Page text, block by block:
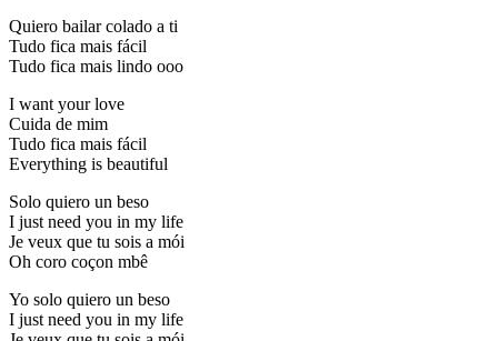
Quiero bailar colado a ti
Tudo fica mais fácil
Tudo fica mais lindo ooo
I want your love
Cuida de mim
Tudo fica mais fácil
Everything is beautiful
Solo quiero un beso
I just need you in my life
Je veux que tu sois a mói
Oh coro coçon mbê
Yo solo quiero un beso
I just need you in my life